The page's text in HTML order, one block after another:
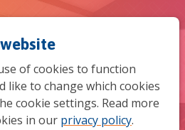
of cookies to function
like to change which cookies
cookie settings. Read more
in our privacy policy.